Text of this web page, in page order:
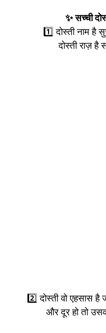
✨ सच्ची
1️⃣ दोस्ती नाम है
दोस्ती राज़ है
2️⃣ दोस्ती वो एहसास है
और दूर हो तो